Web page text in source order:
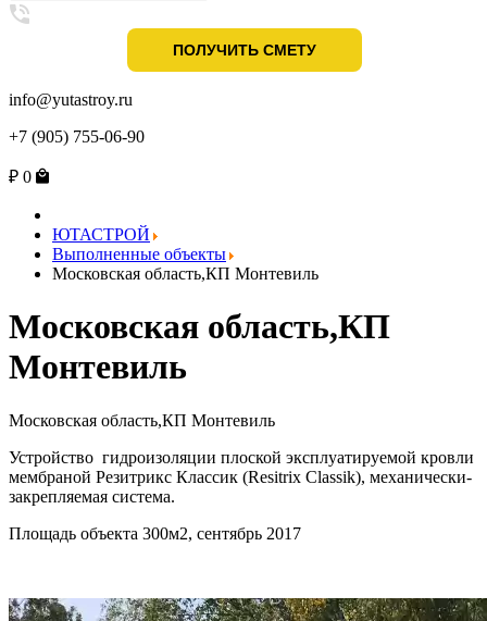
info@yutastroy.ru
+7 (905) 755-06-90
₽ 0
ЮТАСТРОЙ
Выполненные объекты
Московская область,КП Монтевиль
Московская область,КП
Монтевиль
Московская область,КП Монтевиль
Устройство гидроизоляции плоской эксплуатируемой кровли
мембраной Резитрикс Классик (Resitrix Classik), механически-
закрепляемая система.
Площадь объекта 300м2, сентябрь 2017